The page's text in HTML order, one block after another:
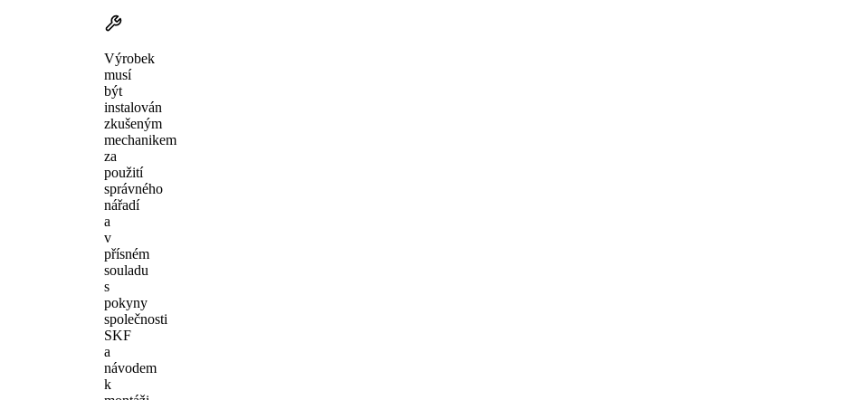
Výrobek
musí
být
instalován
zkušeným
mechanikem
za
použití
správného
nářadí
a
v
přísném
souladu
s
pokyny
společnosti
SKF
a
návodem
k